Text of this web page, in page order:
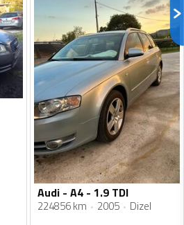
Audi - A4 - 1.9 TDI
224856 km 2005 Dizel